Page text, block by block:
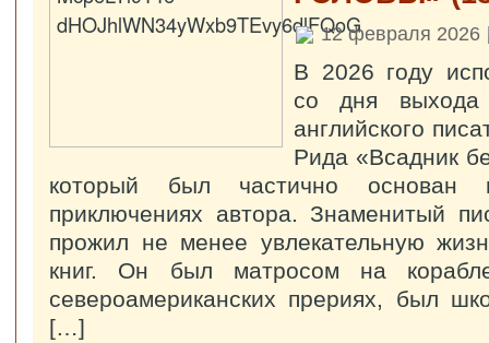
12 февраля 2026
В 2026 году
со дня
английского
Рида «Всадник
который был частично основан
приключениях автора. Знаменитый
прожил не менее увлекательную
книг. Он был матросом на
североамериканских прериях, был
[…]